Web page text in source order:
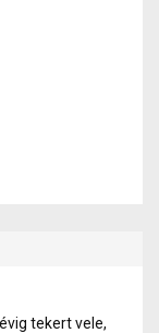
tekert vele,